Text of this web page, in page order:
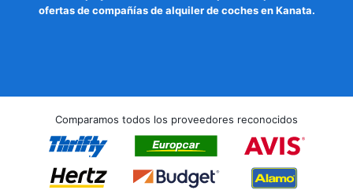
ofertas de compañías de alquiler de coches en Kanata.
Comparamos todos los proveedores reconocidos